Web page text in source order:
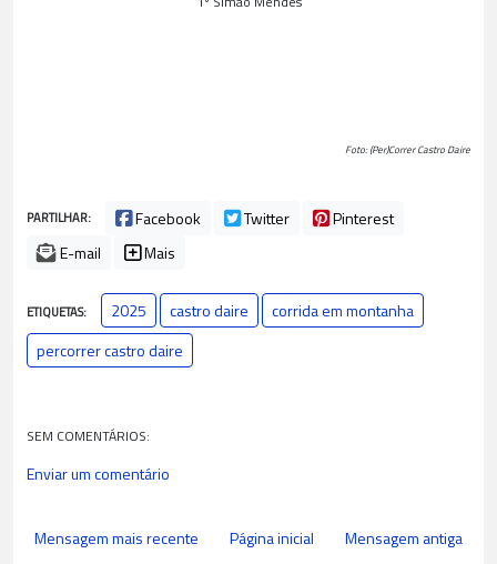
Foto: (Per)Correr Castro Daire
PARTILHAR: Facebook Twitter
Pinterest
E-mail
Mais
ETIQUETAS: 2025 castro daire
corrida em montanha
percorrer castro daire
SEM COMENTÁRIOS:
Enviar um comentário
Mensagem mais recente Mensagem antiga
Página inicial